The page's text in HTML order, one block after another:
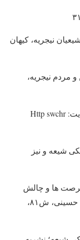
نیجریه، کیهان
مردم نیجریه،
بیانیه دختر شیخ ابراهیم زکزاکی در سایت: Http swchr
شیعه و نیز
فرصت ها و چالش
های حضور شیعیان در آفریقا، سیده مطهره حسینی، ش۸۱،